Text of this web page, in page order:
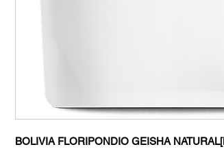
BOLIVIA FLORIPONDIO GEISHA